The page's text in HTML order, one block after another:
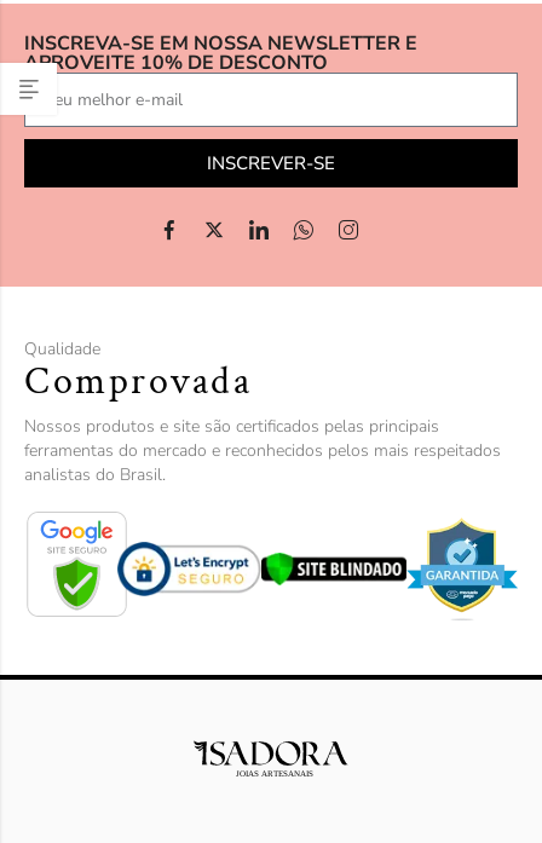
INSCREVA-SE EM NOSSA NEWSLETTER E
APROVEITE 10% DE DESCONTO
INSCREVER-SE
Qualidade
Comprovada
Nossos produtos e site são certificados pelas principais
ferramentas do mercado e reconhecidos pelos mais respeitados
analistas do Brasil.